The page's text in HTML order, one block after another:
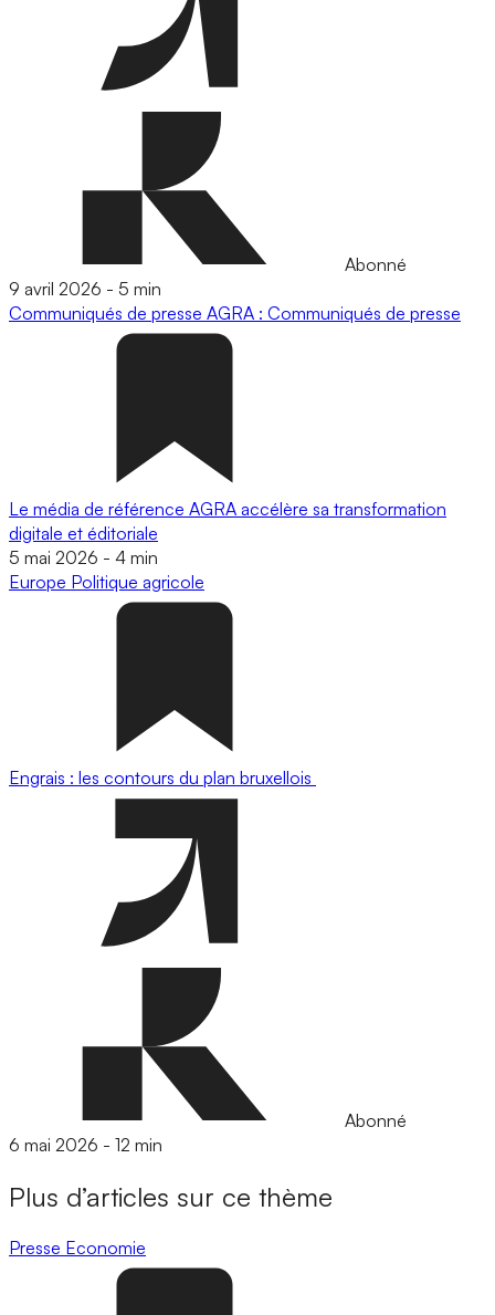
Abonné
9 avril 2026 - 5 min
Communiqués de presse AGRA : Communiqués de presse
Le média de référence AGRA accélère sa transformation
digitale et éditoriale
5 mai 2026 - 4 min
Europe Politique agricole
Engrais : les contours du plan bruxellois
Abonné
6 mai 2026 - 12 min
Plus d’articles sur ce thème
Presse Economie